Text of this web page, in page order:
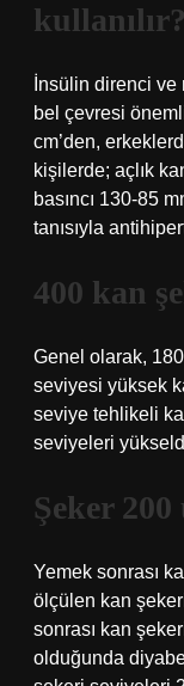
kullanılır?
İnsülin direnci
bel çevresi
cm’den,
kişilerde; açlık
basıncı 130-85
tanısıyla
400 kan
Genel olarak,
seviyesi yüksek
seviye tehlikeli
seviyeleri
Şeker
Yemek sonrası
ölçülen kan
sonrası kan
olduğunda